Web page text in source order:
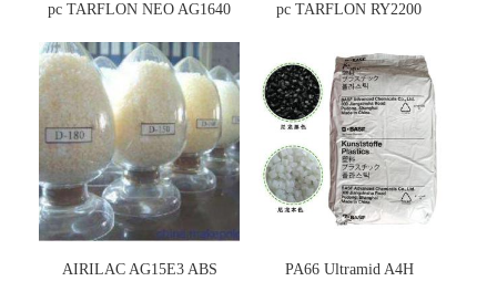
pc TARFLON NEO AG1640 pc TARFLON RY2200
AIRILAC AG15E3 ABS PA66 Ultramid A4H